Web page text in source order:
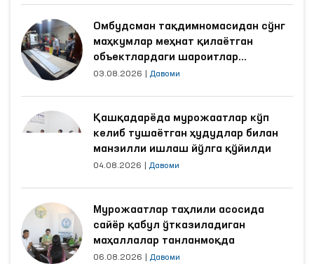
Омбудсман тақдимномасидан сўнг
маҳкумлар меҳнат қилаётган
объектлардаги шароитлар
яхшиланди
03.08.2026 Давоми
Қашқадарёда мурожаатлар кўп
келиб тушаётган ҳудудлар билан
манзилли ишлаш йўлга қўйилди
04.08.2026 Давоми
Мурожаатлар таҳлили асосида
сайёр қабул ўтказиладиган
маҳаллалар танланмоқда
06.08.2026 Давоми